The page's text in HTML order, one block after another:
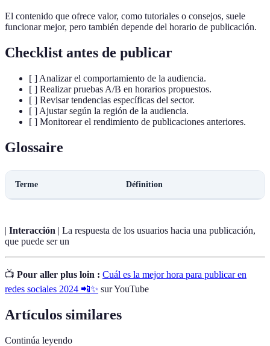
El contenido que ofrece valor, como tutoriales o consejos, suele
funcionar mejor, pero también depende del horario de publicación.
Checklist antes de publicar
[ ] Analizar el comportamiento de la audiencia.
[ ] Realizar pruebas A/B en horarios propuestos.
[ ] Revisar tendencias específicas del sector.
[ ] Ajustar según la región de la audiencia.
[ ] Monitorear el rendimiento de publicaciones anteriores.
Glossaire
Terme Définition
| Interacción | La respuesta de los usuarios hacia una publicación,
que puede ser un
📺 Pour aller plus loin : Cuál es la mejor hora para publicar en
redes sociales 2024 📲✨ sur YouTube
Artículos similares
Continúa leyendo